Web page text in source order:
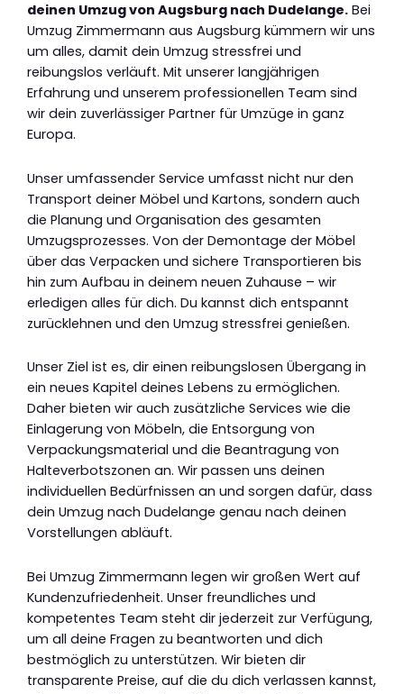
deinen Umzug von Augsburg nach Dudelange. Bei
Umzug Zimmermann aus Augsburg kümmern wir uns
um alles, damit dein Umzug stressfrei und
reibungslos verläuft. Mit unserer langjährigen
Erfahrung und unserem professionellen Team sind
wir dein zuverlässiger Partner für Umzüge in ganz
Europa.
Unser umfassender Service umfasst nicht nur den
Transport deiner Möbel und Kartons, sondern auch
die Planung und Organisation des gesamten
Umzugsprozesses. Von der Demontage der Möbel
über das Verpacken und sichere Transportieren bis
hin zum Aufbau in deinem neuen Zuhause – wir
erledigen alles für dich. Du kannst dich entspannt
zurücklehnen und den Umzug stressfrei genießen.
Unser Ziel ist es, dir einen reibungslosen Übergang in
ein neues Kapitel deines Lebens zu ermöglichen.
Daher bieten wir auch zusätzliche Services wie die
Einlagerung von Möbeln, die Entsorgung von
Verpackungsmaterial und die Beantragung von
Halteverbotszonen an. Wir passen uns deinen
individuellen Bedürfnissen an und sorgen dafür, dass
dein Umzug nach Dudelange genau nach deinen
Vorstellungen abläuft.
Bei Umzug Zimmermann legen wir großen Wert auf
Kundenzufriedenheit. Unser freundliches und
kompetentes Team steht dir jederzeit zur Verfügung,
um all deine Fragen zu beantworten und dich
bestmöglich zu unterstützen. Wir bieten dir
transparente Preise, auf die du dich verlassen kannst,